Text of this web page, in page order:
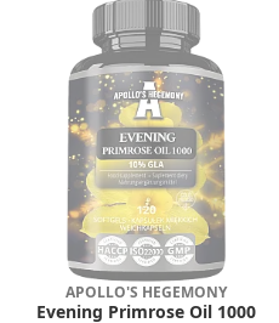
APOLLO'S HEGEMONY
Evening Primrose Oil 1000